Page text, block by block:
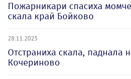
Пожарникари спасиха
скала край Бойково
28.11.2025
Отстраниха скала, паднала
Кочериново